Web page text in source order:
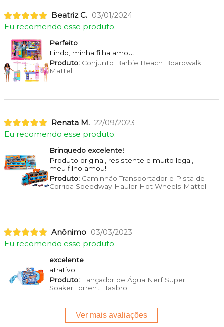
Beatriz C. 03/01/2024
Eu recomendo esse produto.
Perfeito
Lindo, minha filha amou.
Produto:Conjunto Barbie Beach Boardwalk
Mattel
Renata M. 22/09/2023
Eu recomendo esse produto.
Brinquedo excelente!
Produto original, resistente e muito legal,
meu filho amou!
Produto:Caminhão Transportador e Pista de
Corrida Speedway Hauler Hot Wheels Mattel
Anônimo 03/03/2023
Eu recomendo esse produto.
excelente
atrativo
Produto:Lançador de Água Nerf Super
Soaker Torrent Hasbro
Ver mais avaliações